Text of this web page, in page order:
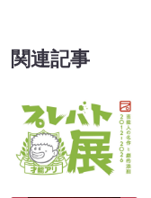
関連記事